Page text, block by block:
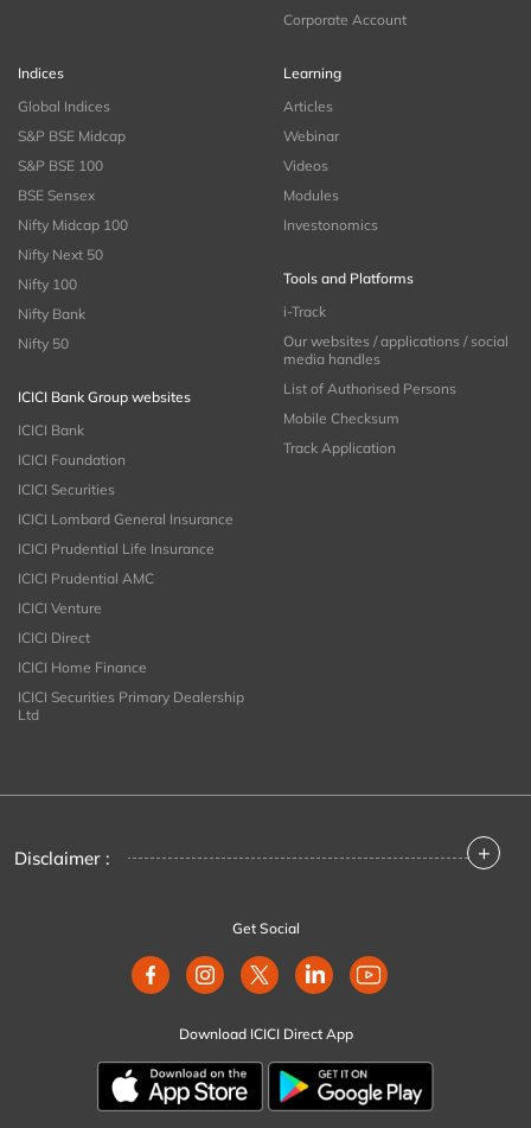
Corporate Account
Indices
Global Indices
S&P BSE Midcap
S&P BSE 100
BSE Sensex
Nifty Midcap 100
Nifty Next 50
Nifty 100
Nifty Bank
Nifty 50
ICICI Bank Group websites
ICICI Bank
ICICI Foundation
ICICI Securities
ICICI Lombard General Insurance
ICICI Prudential Life Insurance
ICICI Prudential AMC
ICICI Venture
ICICI Direct
ICICI Home Finance
ICICI Securities Primary Dealership
Ltd
Learning
Articles
Webinar
Videos
Modules
Investonomics
Tools and Platforms
i-Track
Our websites / applications / social
media handles
List of Authorised Persons
Mobile Checksum
Track Application
Disclaimer : +
Get Social
Download ICICI Direct App